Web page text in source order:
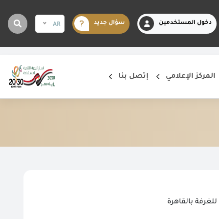
دخول المستخدمين سؤال جديد AR
المركز الإعلامي إتصل بنا
بالقاهرة